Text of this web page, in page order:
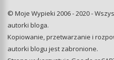
© Moje Wypieki 2006 - 2020 -
autorki bloga.
Kopiowanie, przetwarzanie i
autorki blogu jest zabronione.